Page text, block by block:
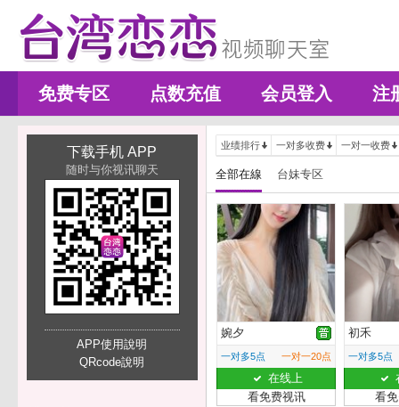
免费专区 点数充值 会员登入 注
下载手机 APP
随时与你视讯聊天
APP使用說明
QRcode說明
业绩排行 一对多收费 一对一收费
全部在線 台妹专区
婉夕
一对多5点 一对一20点
在线上
看免费视讯
初禾
一对多5点
看